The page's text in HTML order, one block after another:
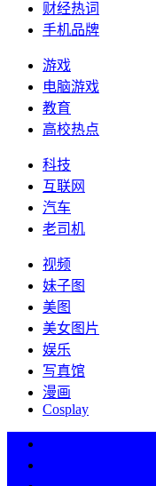
财经热词
手机品牌
游戏
电脑游戏
教育
高校热点
科技
互联网
汽车
老司机
视频
妹子图
美图
美女图片
娱乐
写真馆
漫画
Cosplay